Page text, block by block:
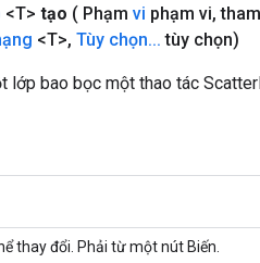
<T> tạo ( Phạm vi phạm vi,
<T>, Tùy chọn... tùy chọn)
lớp bao bọc một thao tác
thay đổi. Phải từ một nút Biến.